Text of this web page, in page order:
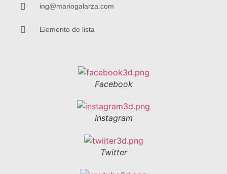
ing@mariogalarza.com
Elemento de lista
Facebook
Instagram
Twitter